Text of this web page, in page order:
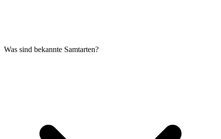
Was sind bekannte Samtarten?